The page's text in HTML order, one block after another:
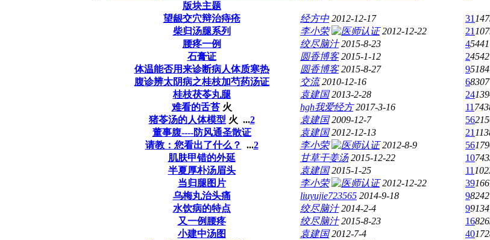
版块主题
望龈交穴辩治痔疮
经方中 2012-12-17 31
柴归汤腿系列
李小荣 2012-12-22 21
腰疼一例
绞尽脑汁 2015-8-23 45441
石膏证
圆香博客 2015-1-12 24542
体温能否用来诊断病人体质寒热
圆香博客 2015-8-27 95184
腹诊辨太阴病之桂枝加芍药汤证
交流 2010-12-16 68307
桂枝茯苓丸腿
袁建国 2013-2-28 24
难看的舌苔 火 hgh我爱经方 2017-3-16 11
猪苓汤的人体模型 火 ...2 袁建国 2009-12-7 56
董事腹----防风通圣散证
袁建国 2012-12-13 21
请教：您看出了什么？
...2 李小荣 2012-8-9 56
肌肤甲错的外延
甘草干姜汤 2015-12-22 10
半夏厚朴汤眉头
袁建国 2015-1-25 11
当归腿图片
李小荣 2012-12-22 39
乌梅丸治头痛
liuyujie723565 2014-9-18 98242
水饮病的特点
绞尽脑汁 2014-2-4 99134
又一例腰疼
绞尽脑汁 2015-8-23 16
小建中汤图
袁建国 2012-7-4 40